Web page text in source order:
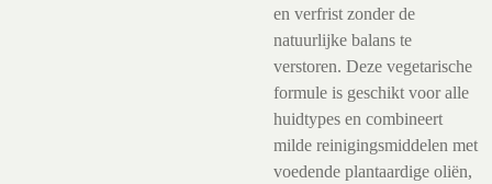
en verfrist zonder de
natuurlijke balans te
verstoren. Deze vegetarische
formule is geschikt voor alle
huidtypes en combineert
milde reinigingsmiddelen met
voedende plantaardige oliën,